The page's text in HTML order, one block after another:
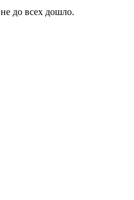
до всех дошло.